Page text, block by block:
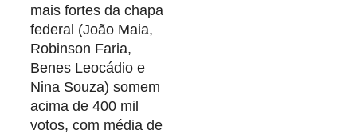
mais fortes da chapa
federal (João Maia,
Robinson Faria,
Benes Leocádio e
Nina Souza) somem
acima de 400 mil
votos, com média de